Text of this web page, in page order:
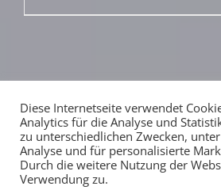
Diese Internetseite verwendet
Analytics für die Analyse und
zu unterschiedlichen Zwecken,
Analyse und für personalisierte
Durch die weitere Nutzung der
Verwendung zu.